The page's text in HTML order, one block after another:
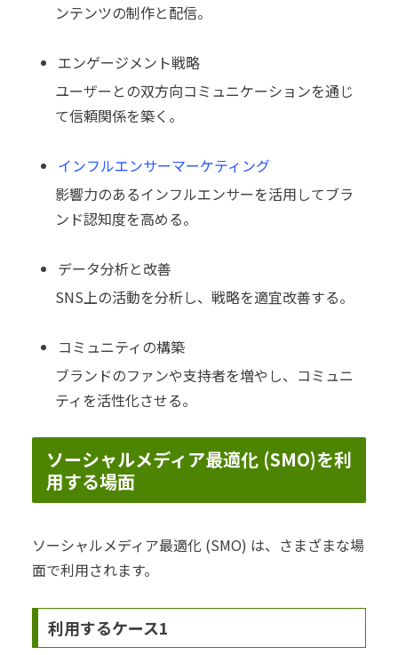
ンテンツの制作と配信。
エンゲージメント戦略
ユーザーとの双方向コミュニケーションを通じ
て信頼関係を築く。
インフルエンサーマーケティング
影響力のあるインフルエンサーを活用してブラ
ンド認知度を高める。
データ分析と改善
SNS上の活動を分析し、戦略を適宜改善する。
コミュニティの構築
ブランドのファンや支持者を増やし、コミュニ
ティを活性化させる。
ソーシャルメディア最適化 (SMO)を利
用する場面
ソーシャルメディア最適化 (SMO) は、さまざまな場
面で利用されます。
利用するケース1